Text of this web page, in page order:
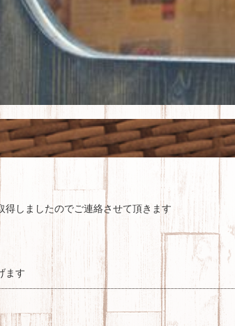
しましたのでご連絡させて頂きます
ます